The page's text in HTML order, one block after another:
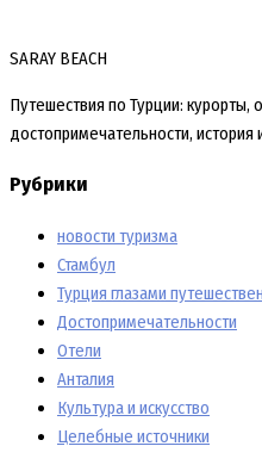
SARAY BEACH
Путешествия по Турции: курорты,
достопримечательности, история
Рубрики
новости туризма
Стамбул
Турция глазами
Достопримечательности
Отели
Анталия
Культура и искусство
Целебные источники